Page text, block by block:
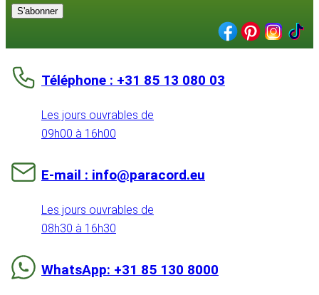
S'abonner
Téléphone : +31 85 13 080 03
Les jours ouvrables de
09h00 à 16h00
E-mail : info@paracord.eu
Les jours ouvrables de
08h30 à 16h30
WhatsApp: +31 85 130 8000